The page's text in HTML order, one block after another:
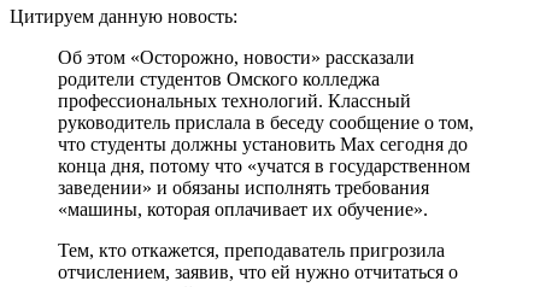
Цитируем данную новость:
Об этом «Осторожно, новости» рассказали
родители студентов Омского колледжа
профессиональных технологий. Классный
руководитель прислала в беседу сообщение о том,
что студенты должны установить Max сегодня до
конца дня, потому что «учатся в государственном
заведении» и обязаны исполнять требования
«машины, которая оплачивает их обучение».
Тем, кто откажется, преподаватель пригрозила
отчислением, заявив, что ей нужно отчитаться о